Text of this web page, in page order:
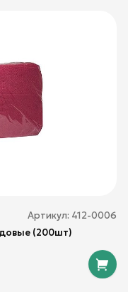
Артикул: 412-0006
(200шт)